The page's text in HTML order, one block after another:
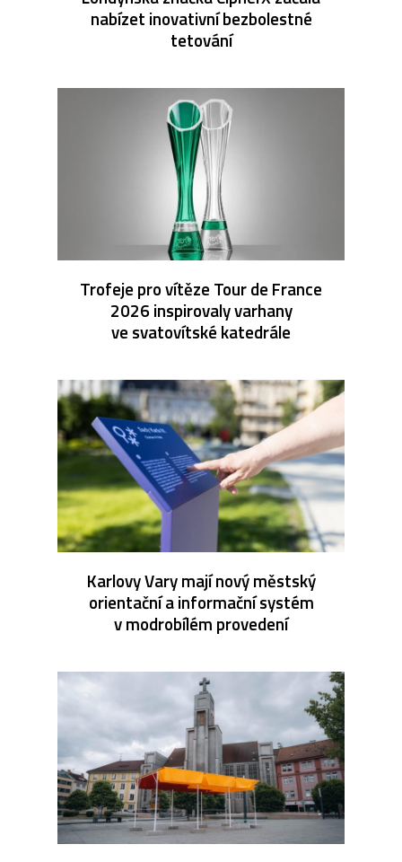
nabízet inovativní bezbolestné
tetování
Trofeje pro vítěze Tour de France
2026 inspirovaly varhany
ve svatovítské katedrále
Karlovy Vary mají nový městský
orientační a informační systém
v modrobílém provedení